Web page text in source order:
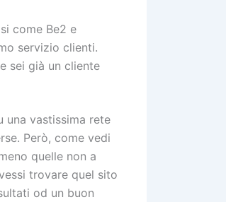
come Be2 e
servizio clienti.
sei già un cliente
una vastissima rete
Però, come vedi
quelle non a
trovare quel sito
od un buon